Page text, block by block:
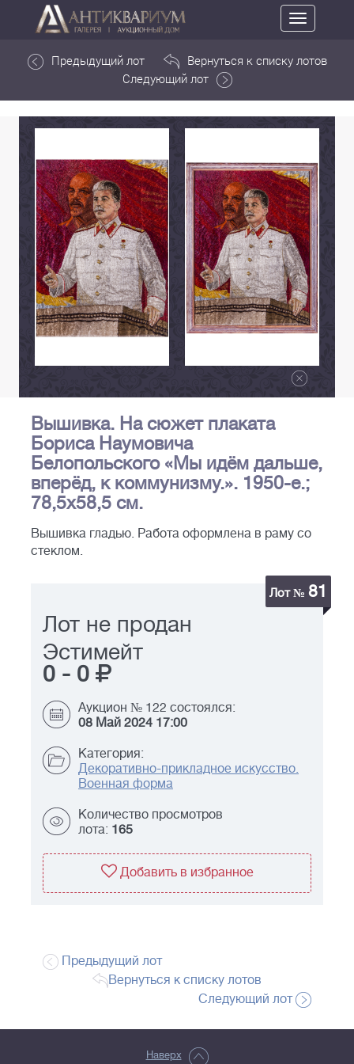
Toggle
navigation
Предыдущий лот
Вернуться к списку лотов
Следующий лот
Вышивка. На сюжет плаката
Бориса Наумовича
Белопольского «Мы идём дальше,
вперёд, к коммунизму.». 1950-е.;
78,5х58,5 см.
Вышивка гладью. Работа оформлена в раму со
стеклом.
Лот № 81
Лот не продан
Эстимейт
0 - 0
Аукцион № 122 состоялся:
08 Май 2024 17:00
Категория:
Декоративно-прикладное искусство.
Военная форма
Количество просмотров
лота: 165
Добавить в избранное
Предыдущий лот
Вернуться к списку лотов
Следующий лот
Наверх